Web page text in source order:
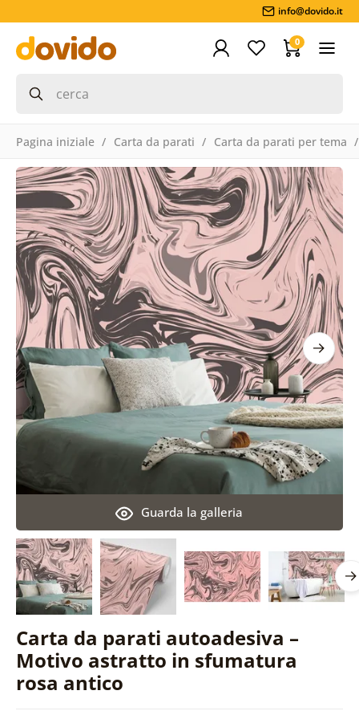
info@dovido.it
0
Pagina iniziale Carta da parati Carta da parati per tema
Carta da parati autoadesiva –
Motivo astratto in sfumatura
rosa antico
Guarda la galleria